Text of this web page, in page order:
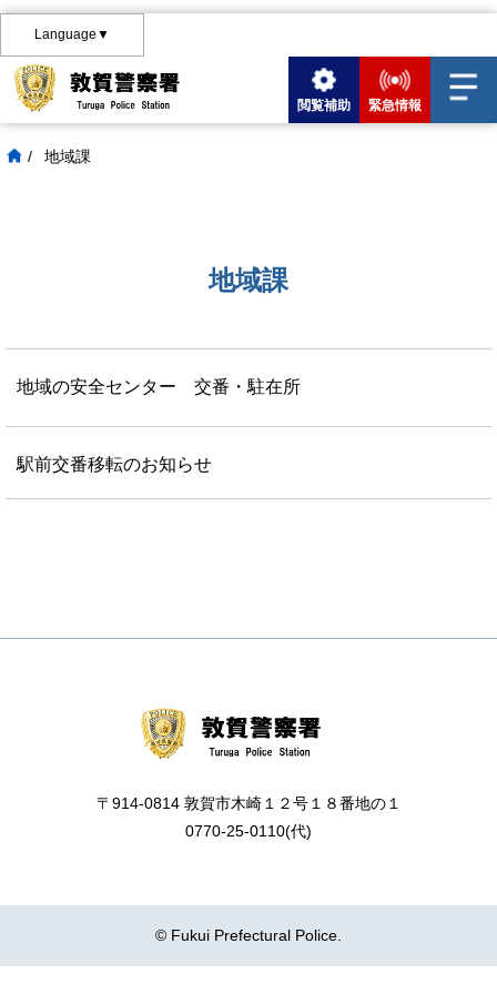
Language▼
閲覧補助 緊急情報
/ 地域課
地域課
地域の安全センター 交番・駐在所
駅前交番移転のお知らせ
〒914-0814 敦賀市木崎１２号１８番地の１
0770-25-0110(代)
© Fukui Prefectural Police.